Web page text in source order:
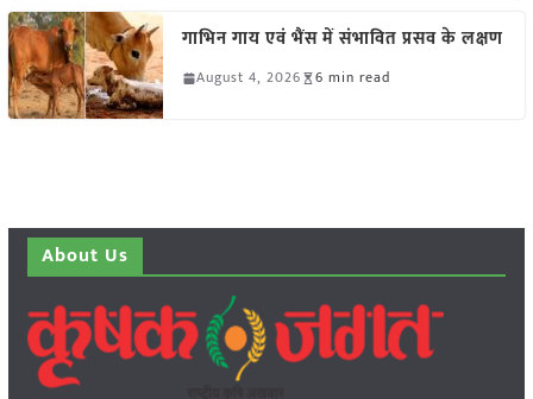
गाभिन गाय एवं भैंस में संभावित प्रसव के लक्षण
August 4, 2026 6 min read
About Us